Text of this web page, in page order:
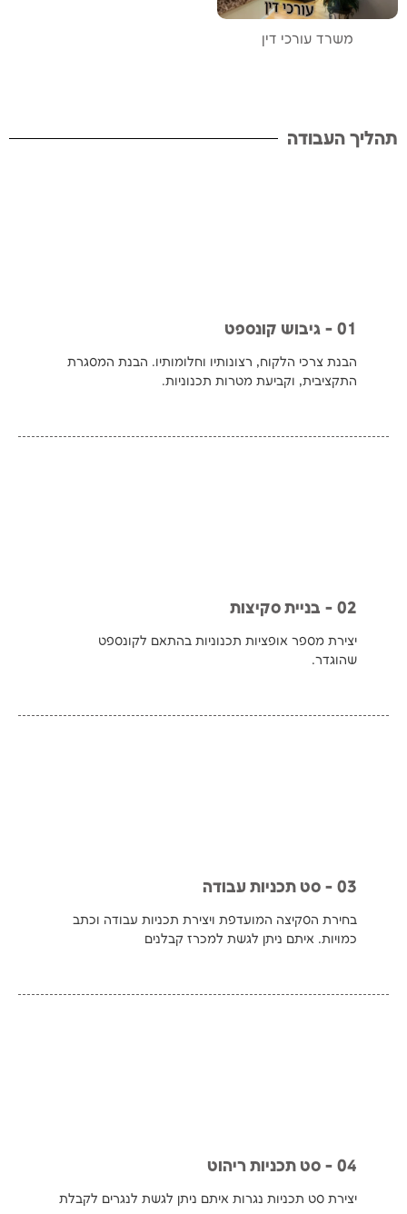
משרד עורכי דין
תהליך העבודה
01 - גיבוש קונספט​
הבנת צרכי הלקוח, רצונותיו וחלומותיו. הבנת המסגרת
התקציבית, וקביעת מטרות תכנוניות.
02 - בניית סקיצות
יצירת מספר אופציות תכנוניות בהתאם לקונספט
שהוגדר.
03 - סט תכניות עבודה
בחירת הסקיצה המועדפת ויצירת תכניות עבודה וכתב
כמויות. איתם ניתן לגשת למכרז קבלנים
04 - סט תכניות ריהוט
יצירת סט תכניות נגרות איתם ניתן לגשת לנגרים לקבלת